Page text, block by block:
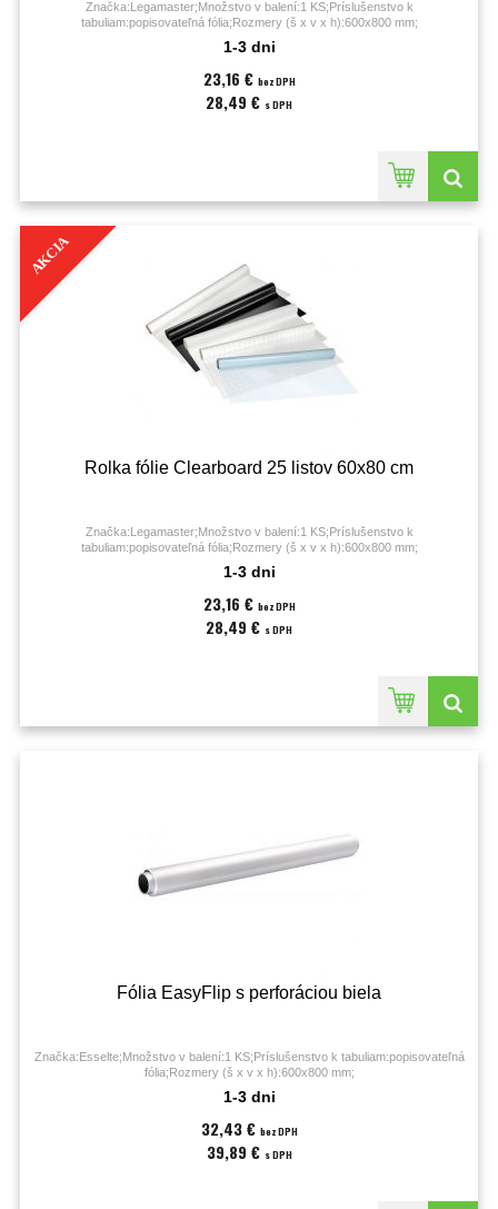
Značka:Legamaster;Množstvo v balení:1 KS;Príslušenstvo k
tabuliam:popisovateľná fólia;Rozmery (š x v x h):600x800 mm;
1-3 dni
23,16 € bez DPH
28,49 € s DPH
AKCIA
Rolka fólie Clearboard 25 listov 60x80 cm
Značka:Legamaster;Množstvo v balení:1 KS;Príslušenstvo k
tabuliam:popisovateľná fólia;Rozmery (š x v x h):600x800 mm;
1-3 dni
23,16 € bez DPH
28,49 € s DPH
Fólia EasyFlip s perforáciou biela
Značka:Esselte;Množstvo v balení:1 KS;Príslušenstvo k tabuliam:popisovateľná
fólia;Rozmery (š x v x h):600x800 mm;
1-3 dni
32,43 € bez DPH
39,89 € s DPH